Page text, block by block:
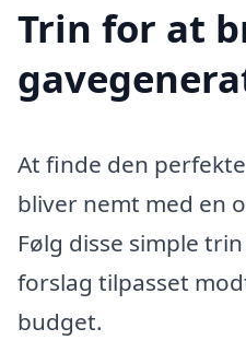
Trin for at
At finde den
bliver nemt med en
Følg disse simple
forslag tilpasset
budget.